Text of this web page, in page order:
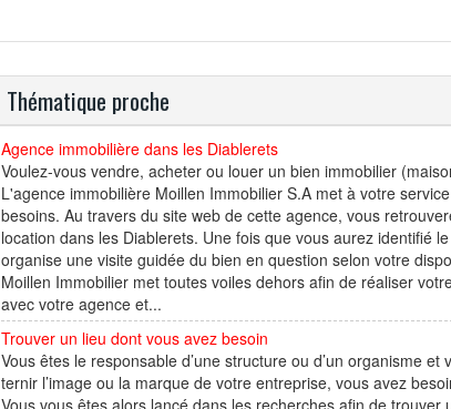
Thématique proche
Agence immobilière dans les Diablerets
Voulez-vous vendre, acheter ou louer un bien immobilier
L'agence immobilière Moillen Immobilier S.A met à votre
besoins. Au travers du site web de cette agence, vous
location dans les Diablerets. Une fois que vous aurez identifié
organise une visite guidée du bien en question selon votre
Moillen Immobilier met toutes voiles dehors afin de réaliser
avec votre agence et...
Trouver un lieu dont vous avez besoin
Vous êtes le responsable d’une structure ou d’un organisme
ternir l’image ou la marque de votre entreprise, vous avez